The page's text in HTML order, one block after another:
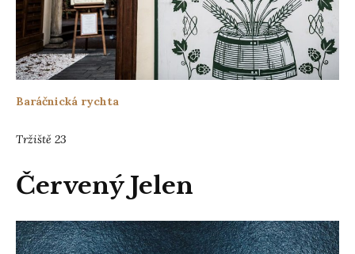
Baráčnická rychta
Tržiště 23
Červený Jelen